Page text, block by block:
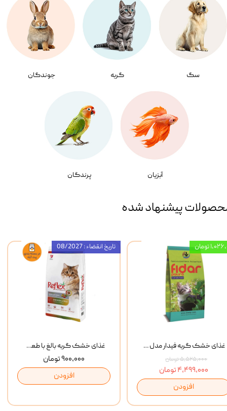
سگ گربه جوندگان
آبزیان پرندگان
پیشنهاد شده
غذای خشک گربه بالغ با طعم مرغ و برنج رفلکس Reflex Multi Color Chicken And Rice وزن 1 کیلوگرم
۹۰۰,۰۰۰ تومان
افزودن
تاریخ انقضاء : 08/2027
غذای خشک گربه فیدار مدل Adult وزن 10 کیلوگرم
۵,۵۲۵,۰۰۰ تومان
۴,۴۹۹,۰۰۰ تومان
افزودن
تومان